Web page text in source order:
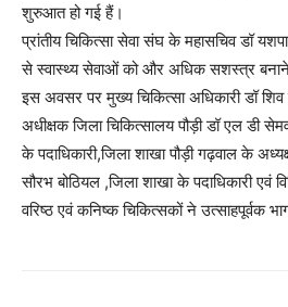
शुरुआत हो गई हैं।
प्रांतीय चिकित्सा सेवा संघ के महासचिव डॉ
से स्वास्थ्य सेवाओं को और अधिक सशस्त्र बनाने
इस अवसर पर मुख्य चिकित्सा अधिकारी डॉ
अधीक्षक जिला चिकित्सालय पौड़ी डॉ एल डी
के पदाधिकारी,जिला शाखा पौड़ी गढ़वाल के
सौरभ बोठियल ,जिला शाखा के पदाधिकारी एवं
वरिष्ठ एवं कनिष्क चिकित्सकों ने उत्साहपूर्वक